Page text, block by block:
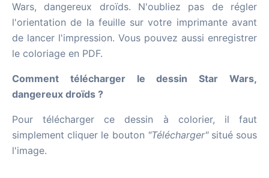
Wars, dangereux droïds. N'oubliez pas de régler
l'orientation de la feuille sur votre imprimante avant
de lancer l'impression. Vous pouvez aussi enregistrer
le coloriage en PDF.
Comment télécharger le dessin Star Wars,
dangereux droïds ?
Pour télécharger ce dessin à colorier, il faut
simplement cliquer le bouton "Télécharger"situé sous
l'image.